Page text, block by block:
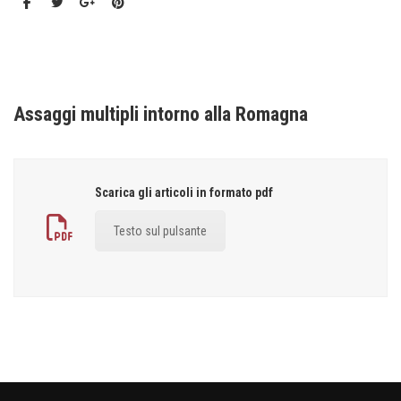
Assaggi multipli intorno alla Romagna
Scarica gli articoli in formato pdf
Testo sul pulsante